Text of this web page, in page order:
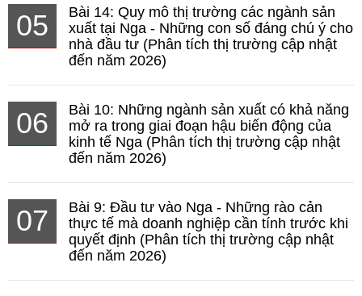
05
Bài 14: Quy mô thị trường các ngành sản
xuất tại Nga - Những con số đáng chú ý cho
nhà đầu tư (Phân tích thị trường cập nhật
đến năm 2026)
06
Bài 10: Những ngành sản xuất có khả năng
mở ra trong giai đoạn hậu biến động của
kinh tế Nga (Phân tích thị trường cập nhật
đến năm 2026)
07
Bài 9: Đầu tư vào Nga - Những rào cản
thực tế mà doanh nghiệp cần tính trước khi
quyết định (Phân tích thị trường cập nhật
đến năm 2026)